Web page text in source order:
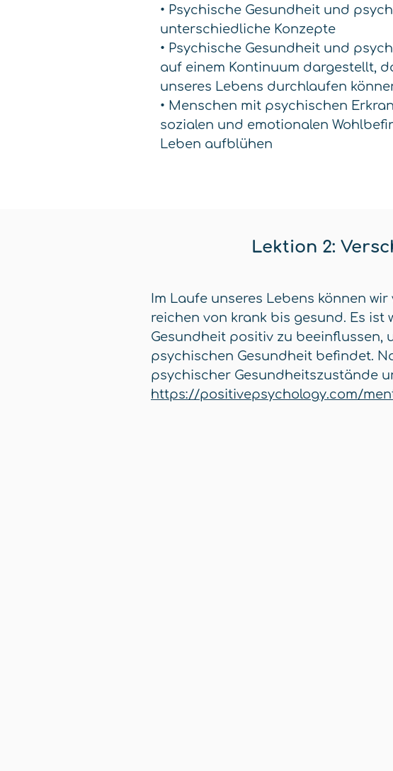
• Psychische Gesundheit und
unterschiedliche Konzepte
• Psychische Gesundheit und
auf einem Kontinuum dargestellt,
unseres Lebens durchlaufen
• Menschen mit psychischen
sozialen und emotionalen
Leben aufblühen
Lektion 2:
Im Laufe unseres Lebens können
reichen von krank bis gesund. Es
Gesundheit positiv zu beeinflussen,
psychischen Gesundheit befindet.
psychischer Gesundheitszustände
https://positivepsychology.com/